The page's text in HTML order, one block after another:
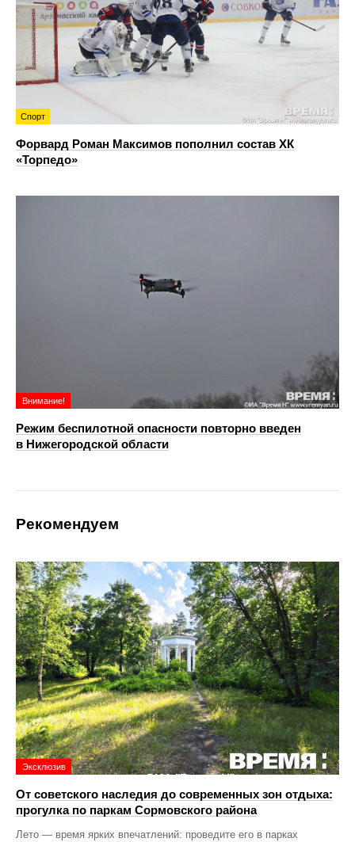
Спорт
Форвард Роман Максимов пополнил состав ХК
«Торпедо»
Внимание!
Режим беспилотной опасности повторно введен
в Нижегородской области
Рекомендуем
Эксклюзив
От советского наследия до современных зон отдыха:
прогулка по паркам Сормовского района
Лето — время ярких впечатлений: проведите его в парках